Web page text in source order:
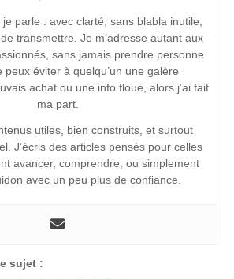
parle : avec clarté, sans blabla inutile,
transmettre. Je m’adresse autant aux
sans jamais prendre personne
peux éviter à quelqu’un une galère
achat ou une info floue, alors j’ai fait
ma part.
utiles, bien construits, et surtout
J’écris des articles pensés pour celles
avancer, comprendre, ou simplement
avec un peu plus de confiance.
sujet :